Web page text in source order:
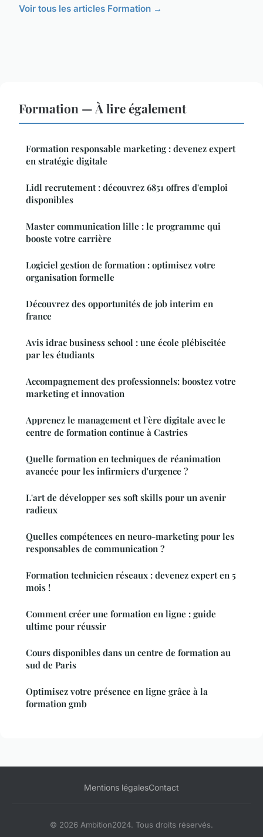
Voir tous les articles Formation →
Formation — À lire également
Formation responsable marketing : devenez expert
en stratégie digitale
Lidl recrutement : découvrez 6851 offres d'emploi
disponibles
Master communication lille : le programme qui
booste votre carrière
Logiciel gestion de formation : optimisez votre
organisation formelle
Découvrez des opportunités de job interim en
france
Avis idrac business school : une école plébiscitée
par les étudiants
Accompagnement des professionnels: boostez votre
marketing et innovation
Apprenez le management et l'ère digitale avec le
centre de formation continue à Castries
Quelle formation en techniques de réanimation
avancée pour les infirmiers d'urgence ?
L'art de développer ses soft skills pour un avenir
radieux
Quelles compétences en neuro-marketing pour les
responsables de communication ?
Formation technicien réseaux : devenez expert en 5
mois !
Comment créer une formation en ligne : guide
ultime pour réussir
Cours disponibles dans un centre de formation au
sud de Paris
Optimisez votre présence en ligne grâce à la
formation gmb
Mentions légalesContact
© 2026 Ambition2024. Tous droits réservés.